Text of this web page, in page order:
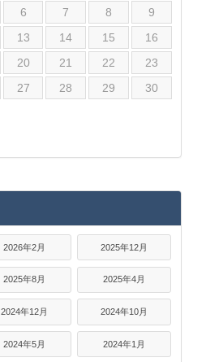
6 7 8
9
13 14 15
16
20 21 22
23
27 28 29
30
2026年2月 2025年12月
2025年8月 2025年4月
2024年12月 2024年10月
2024年5月 2024年1月